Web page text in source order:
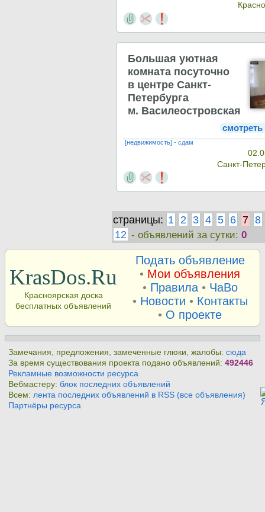
Большая уютная
комната посуточно
в центре Санкт-
Петербурга
м. Василеостровская
смотреть
[недвижимость] - сдам
Санкт-
страницы: 1 2 3 4 5 6 7 8
12 - объявлений за сутки:0
KrasDos.Ru
Красноярская доска
бесплатных объявлений
Подать объявление
• Мои объявления
• Правила• ЧаВо
• Новости • Контакты
• О проекте
Замечания, предложения, замеченные глюки, жалобы:сюда
За время существования проекта подано объявлений:492446
Рекламные возможности ресурса
Вебмастеру:блок последних объявлений
Всем: лента последних объявлений в RSS (все объявления)
Партнёры ресурса